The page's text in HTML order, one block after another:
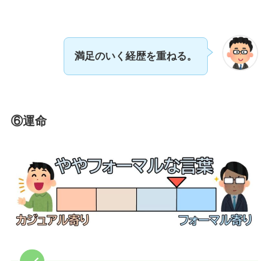
満足のいく経歴を重ねる。
⑥運命